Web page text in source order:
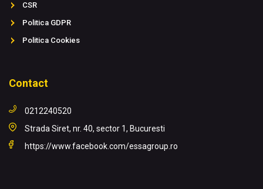
CSR
Politica GDPR
Politica Cookies
Contact
0212240520
Strada Siret, nr. 40, sector 1, Bucuresti
https://www.facebook.com/essagroup.ro